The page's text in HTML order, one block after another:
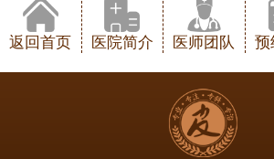
返回首页 医院简介 医师团队 预